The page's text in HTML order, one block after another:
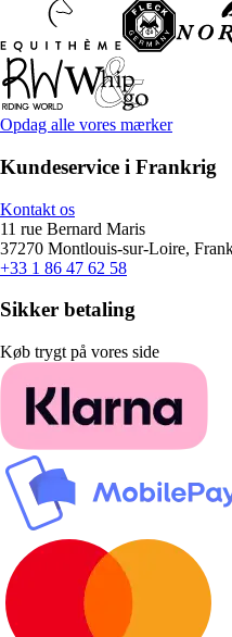
Opdag alle vores mærker
Kundeservice i Frankrig
Kontakt os
11 rue Bernard Maris
37270 Montlouis-sur-Loire,
+33 1 86 47 62 58
Sikker betaling
Køb trygt på vores side